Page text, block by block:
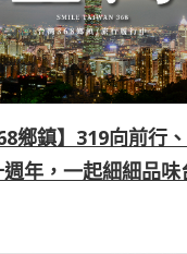
鄉鎮】319向前行
年，一起細細品